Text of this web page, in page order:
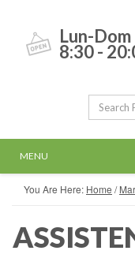
Lun-Dom
8:30 -
MENU
You Are Here: Home /